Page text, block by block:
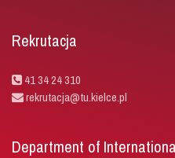
Rekrutacja
41 34 24 310
rekrutacja@tu.kielce.pl
Department of